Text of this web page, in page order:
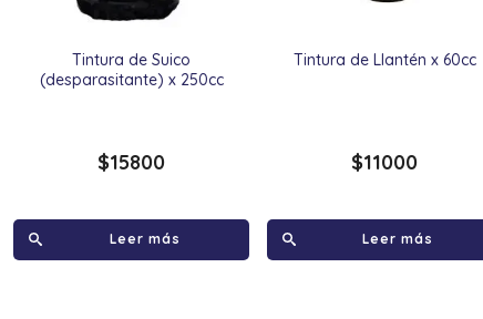
Tintura de Suico
(desparasitante) x 250cc
$15800
Leer más
Tintura de Llantén x 60cc
$11000
Leer más